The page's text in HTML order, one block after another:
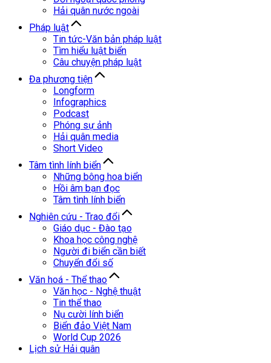
Hải quân nước ngoài
Pháp luật
Tin tức-Văn bản pháp luật
Tìm hiểu luật biển
Câu chuyện pháp luật
Đa phương tiện
Longform
Infographics
Podcast
Phóng sự ảnh
Hải quân media
Short Video
Tâm tình lính biển
Những bông hoa biển
Hồi âm bạn đọc
Tâm tình lính biển
Nghiên cứu - Trao đổi
Giáo dục - Đào tạo
Khoa học công nghệ
Người đi biển cần biết
Chuyển đổi số
Văn hoá - Thể thao
Văn học - Nghệ thuật
Tin thể thao
Nụ cười lính biển
Biển đảo Việt Nam
World Cup 2026
Lịch sử Hải quân